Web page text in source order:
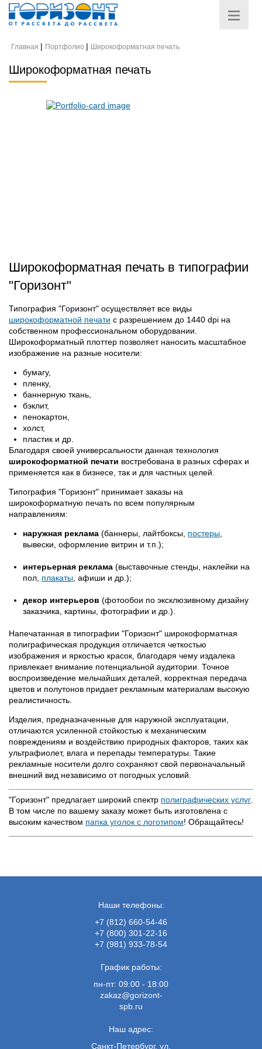
Главная Портфолио Широкоформатная печать
Широкоформатная печать
Широкоформатная печать в типографии
"Горизонт"
Типография "Горизонт" осуществляет все виды
широкоформатной печати с разрешением до 1440 dpi на
собственном профессиональном оборудовании.
Широкоформатный плоттер позволяет наносить масштабное
изображение на разные носители:
бумагу,
пленку,
баннерную ткань,
бэклит,
пенокартон,
холст,
пластик и др.
Благодаря своей универсальности данная технология
широкоформатной печати востребована в разных сферах и
применяется как в бизнесе, так и для частных целей.
Типография "Горизонт" принимает заказы на
широкоформатную печать по всем популярным
направлениям:
наружная реклама (баннеры, лайтбоксы, постеры
вывески, оформление витрин и т.п.);
интерьерная реклама (выставочные стенды, наклейки на
пол, плакаты , афиши и др.);
декор интерьеров (фотообои по эксклюзивному дизайну
заказчика, картины, фотографии и др.).
Напечатанная в типографии "Горизонт" широкоформатная
полиграфическая продукция отличается четкостью
изображения и яркостью красок, благодаря чему издалека
привлекает внимание потенциальной аудитории. Точное
воспроизведение мельчайших деталей, корректная передача
цветов и полутонов придает рекламным материалам высокую
реалистичность.
Изделия, предназначенные для наружной эксплуатации,
отличаются усиленной стойкостью к механическим
повреждениям и воздействию природных факторов, таких как
ультрафиолет, влага и перепады температуры. Такие
рекламные носители долго сохраняют свой первоначальный
внешний вид независимо от погодных условий.
"Горизонт" предлагает широкий спектр полиграфических услуг
В том числе по вашему заказу может быть изготовлена с
высоким качеством папка уголок с логотипом! Обращайтесь!
Наш адрес:
Санкт-Петербург, ул.
График работы:
пн-пт: 09:00 - 18:00
zakaz@gorizont-
spb.ru
Наши телефоны:
+7 (812) 660-54-46
+7 (800) 301-22-16
+7 (981) 933-78-54